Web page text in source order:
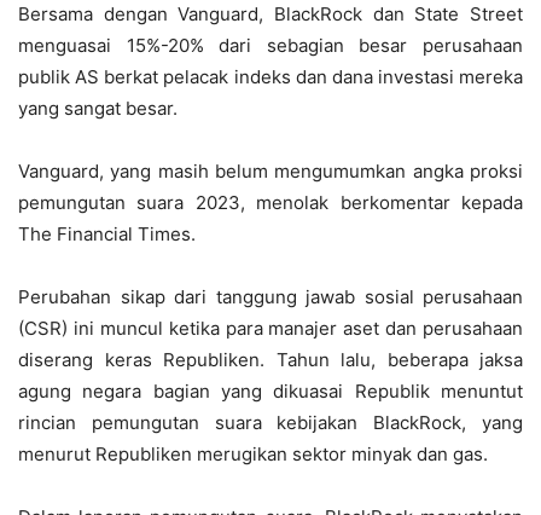
Bersama dengan Vanguard, BlackRock dan State Street
menguasai 15%-20% dari sebagian besar perusahaan
publik AS berkat pelacak indeks dan dana investasi mereka
yang sangat besar.
Vanguard, yang masih belum mengumumkan angka proksi
pemungutan suara 2023, menolak berkomentar kepada
The Financial Times.
Perubahan sikap dari tanggung jawab sosial perusahaan
(CSR) ini muncul ketika para manajer aset dan perusahaan
diserang keras Republiken. Tahun lalu, beberapa jaksa
agung negara bagian yang dikuasai Republik menuntut
rincian pemungutan suara kebijakan BlackRock, yang
menurut Republiken merugikan sektor minyak dan gas.